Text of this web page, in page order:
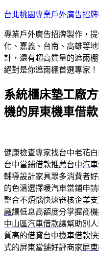
跳
主
要
內
容
台北桃園專業戶外廣告招
專業戶外廣告招牌製作，
化、嘉義、台南、高雄等
計，還有超高質量的遮雨
絕對是你遮雨棚首選專家！
系統櫃床墊工廠
機的屏東機車借款
健康檢查專家找台中老花
台中當鋪借款推薦台中汽
輔導設計家具眾多消費者
的色溫選擇暖汽車當鋪申
整合不煩惱快速審核企業
廠讓低息高額度分掌握商
中山區汽車借款讓幫助別
質高的借貸台中機車借款
式的屏東當舖好評商家屏